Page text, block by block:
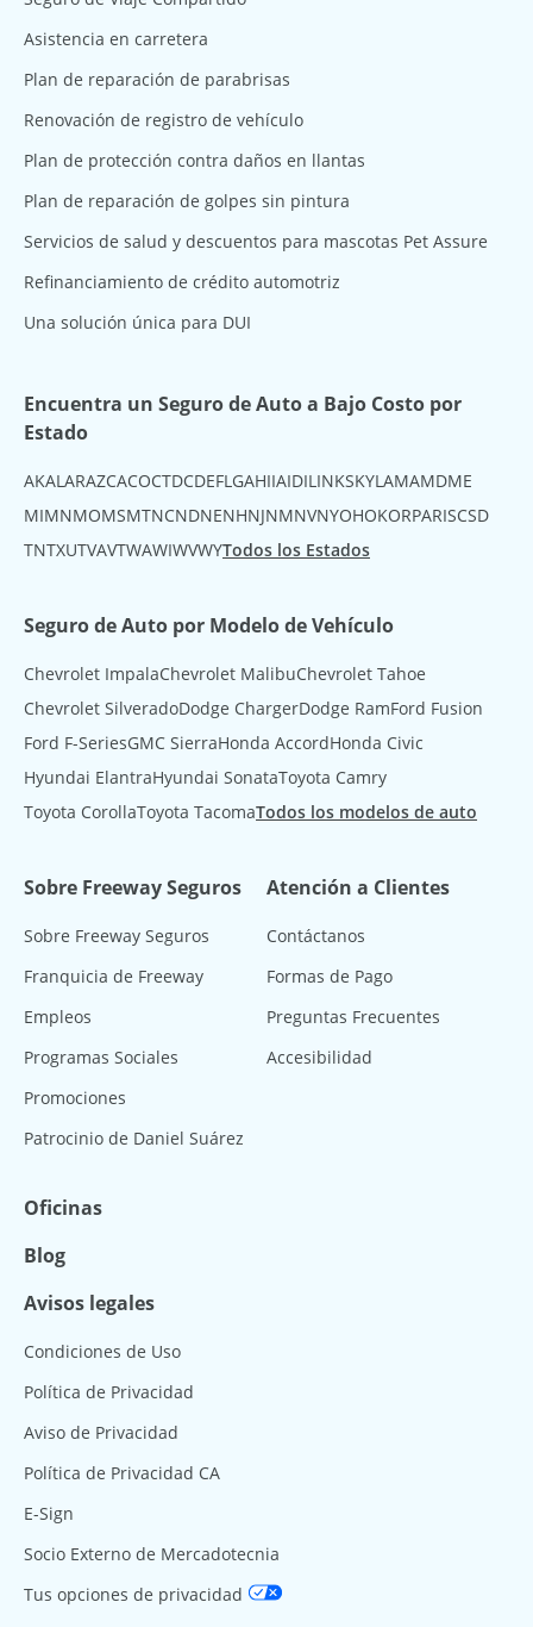
Asistencia en carretera
Plan de reparación de parabrisas
Renovación de registro de vehículo
Plan de protección contra daños en llantas
Plan de reparación de golpes sin pintura
Servicios de salud y descuentos para mascotas Pet Assure
Refinanciamiento de crédito automotriz
Una solución única para DUI
Encuentra un Seguro de Auto a Bajo Costo por
Estado
AKAL ARAZCACOCTDCDEFL GAHIIAIDIL INKSKYLAMAMDME
MIMNMOMSMTNCNDNENHNJNMNVNYOHOKORPARISCSD
TNTXUTVAVTWAWIWVWYTodos los Estados
Seguro de Auto por Modelo de Vehículo
Chevrolet ImpalaChevrolet MalibuChevrolet Tahoe
Chevrolet SilveradoDodge ChargerDodge RamFord Fusion
Ford F-SeriesGMC SierraHonda AccordHonda Civic
Hyundai ElantraHyundai SonataToyota Camry
Toyota CorollaToyota TacomaTodos los modelos de auto
Sobre Freeway Seguros
Sobre Freeway Seguros
Franquicia de Freeway
Empleos
Programas Sociales
Promociones
Patrocinio de Daniel Suárez
Atención a Clientes
Contáctanos
Formas de Pago
Preguntas Frecuentes
Accesibilidad
Oficinas
Blog
Avisos legales
Condiciones de Uso
Política de Privacidad
Aviso de Privacidad
Política de Privacidad CA
E-Sign
Socio Externo de Mercadotecnia
Tus opciones de privacidad